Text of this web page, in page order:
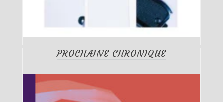
PROCHAINE CHRONIQUE